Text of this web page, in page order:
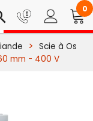
0
Scie à Os
mm - 400 V